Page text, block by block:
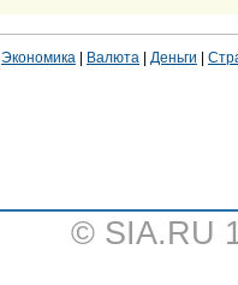
Экономика Валюта Деньги
© SIA.RU